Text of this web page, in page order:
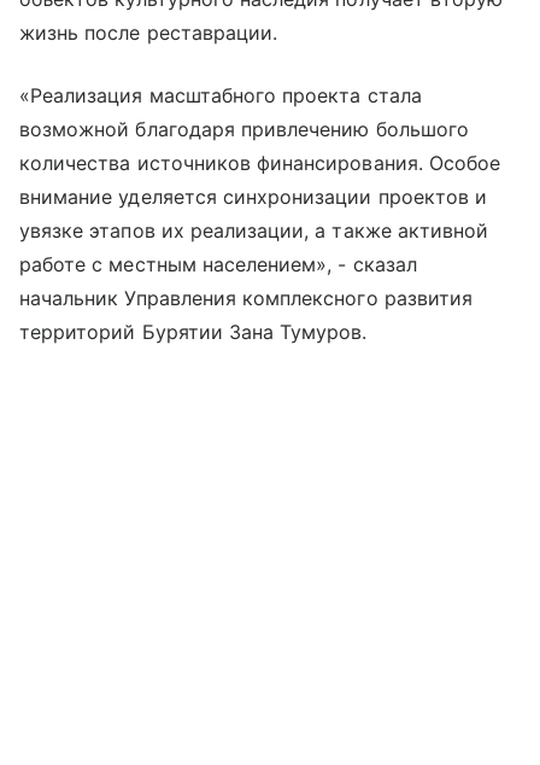
жизнь после реставрации.
«Реализация масштабного проекта стала
возможной благодаря привлечению большого
количества источников финансирования. Особое
внимание уделяется синхронизации проектов и
увязке этапов их реализации, а также активной
работе с местным населением», - сказал
начальник Управления комплексного развития
территорий Бурятии Зана Тумуров.